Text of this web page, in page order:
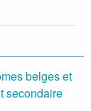
belges et
secondaire